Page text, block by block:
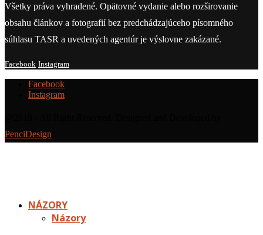
Všetky práva vyhradené. Opätovné vydanie alebo rozširovanie
obsahu článkov a fotografií bez predchádzajúceho písomného
súhlasu TASR a uvedených agentúr je výslovne zakázané.
Facebook Instagram
Facebook
Instagram
PenciDesign
NÁZORY
Názory